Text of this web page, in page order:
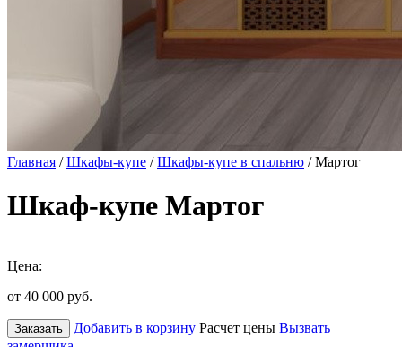
Главная /Шкафы-купе /Шкафы-купе в спальню / Мартог
Шкаф-купе Мартог
Цена:
от 40 000 руб.
Заказать Добавить в корзину Расчет цены Вызвать